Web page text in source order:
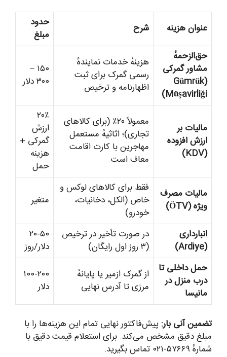
عنوان هزینه شرح
حدود
مبلغ
حق‌الزحمهٔ
مشاور گمرکی
(Gümrük
Müşavirliği)
هزینهٔ خدمات نمایندهٔ
رسمی گمرک برای ثبت
اظهارنامه و ترخیص
۱۵۰ –
۳۰۰ دلار
مالیات بر
ارزش افزوده
(KDV)
معمولاً ۲۰٪ (برای کالاهای
تجاری)؛ اثاثیهٔ مستعمل
مهاجرین با کارت اقامت
معاف است
۲۰٪
ارزش
گمرکی +
هزینه
حمل
مالیات مصرف
ویژه (ÖTV)
فقط برای کالاهای لوکس و
خاص (الکل، دخانیات،
خودرو)
متغیر
انبارداری
(Ardiye)
در صورت تأخیر در ترخیص
(۳ روز اول رایگان)
۲۰-۵۰
دلار/روز
حمل داخلی تا
درب منزل در
مانیسا
از گمرک ازمیر یا پایانهٔ
مرزی تا آدرس نهایی
۱۰۰-۲۰۰
دلار
تضمین آنی بار: پیش‌فاکتور نهایی تمام این هزینه‌ها را با
مبلغ دقیق مشخص می‌کند. برای استعلام قیمت دقیق با
شمارهٔ ۵۷۶۶۹-۰۲۱ تماس بگیرید.